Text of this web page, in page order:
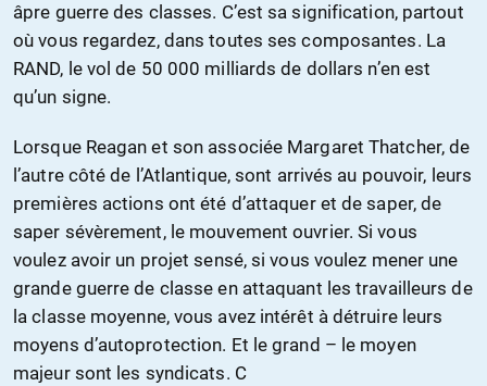
âpre guerre des classes. C’est sa signification, partout
où vous regardez, dans toutes ses composantes. La
RAND, le vol de 50 000 milliards de dollars n’en est
qu’un signe.
Lorsque Reagan et son associée Margaret Thatcher, de
l’autre côté de l’Atlantique, sont arrivés au pouvoir, leurs
premières actions ont été d’attaquer et de saper, de
saper sévèrement, le mouvement ouvrier. Si vous
voulez avoir un projet sensé, si vous voulez mener une
grande guerre de classe en attaquant les travailleurs de
la classe moyenne, vous avez intérêt à détruire leurs
moyens d’autoprotection. Et le grand – le moyen
majeur sont les syndicats. C